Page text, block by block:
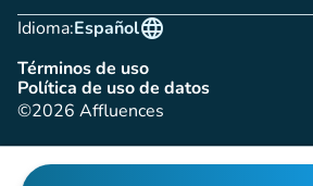
Idioma:
language
Español
Términos de uso
(nueva pestaña)
Política de uso de datos
(nueva pestaña)
©2026 Affluences